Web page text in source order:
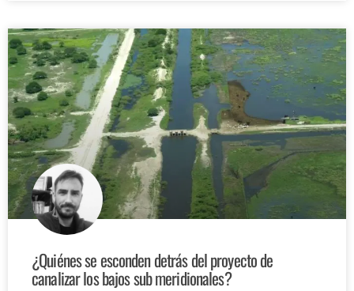
¿Quiénes se esconden detrás del proyecto de
canalizar los bajos sub meridionales?